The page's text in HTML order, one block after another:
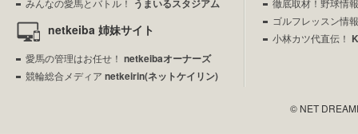
みんなの愛馬とバトル！ うまいるスタジアム
netkeiba 姉妹サイト
愛馬の管理はお任せ！ netkeibaオーナーズ
競輪総合メディア netkeirin(ネットケイリン)
徹底取材！野球情
ゴルフレッスン情
小林カツ代直伝！
© NET